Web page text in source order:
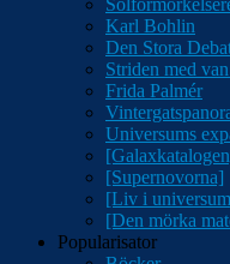
Karl Bohlin
Den Stora
Striden med
Frida Palmér
Universums
[Supernovorna]
[Liv i
[Den mörka
Popularisator